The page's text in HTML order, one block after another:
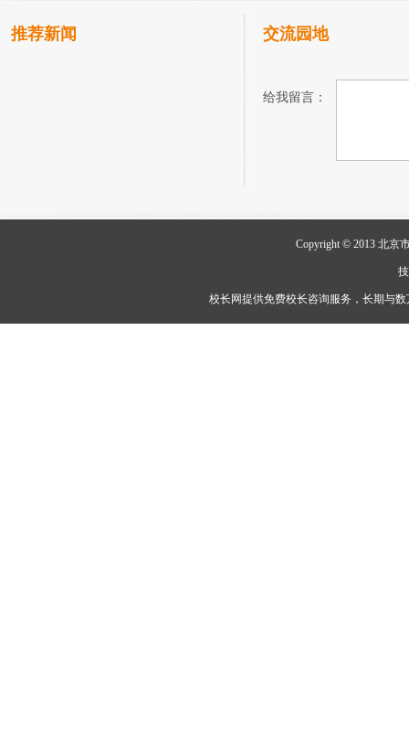
推荐新闻 交流园地
给我留言：
Copyright © 2013 北京
校长网提供免费校长咨询服务，长期与